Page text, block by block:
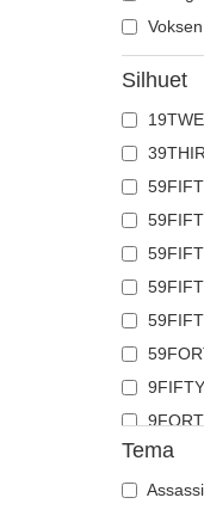
Får
Firben
Fransk
Føniks
Ged
Gepard
Grib
Haj
Hane
Hest
Hjort
Voksen
Silhuet
9FIFTY
Tema